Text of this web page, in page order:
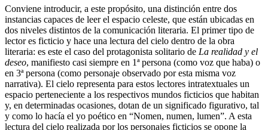
Conviene introducir, a este propósito, una distinción entre dos
instancias capaces de leer el espacio celeste, que están ubicadas en
dos niveles distintos de la comunicación literaria. El primer tipo de
lector es ficticio y hace una lectura del cielo dentro de la obra
literaria: es este el caso del protagonista solitario de La realidad y el
deseo, manifiesto casi siempre en 1ª persona (como voz que haba) o
en 3ª persona (como personaje observado por esta misma voz
narrativa). El cielo representa para estos lectores intratextuales un
espacio perteneciente a los respectivos mundos ficticios que habitan
y, en determinadas ocasiones, dotan de un significado figurativo, tal
y como lo hacía el yo poético en “Nomen, numen, lumen”. A esta
lectura del cielo realizada por los personajes ficticios se opone la